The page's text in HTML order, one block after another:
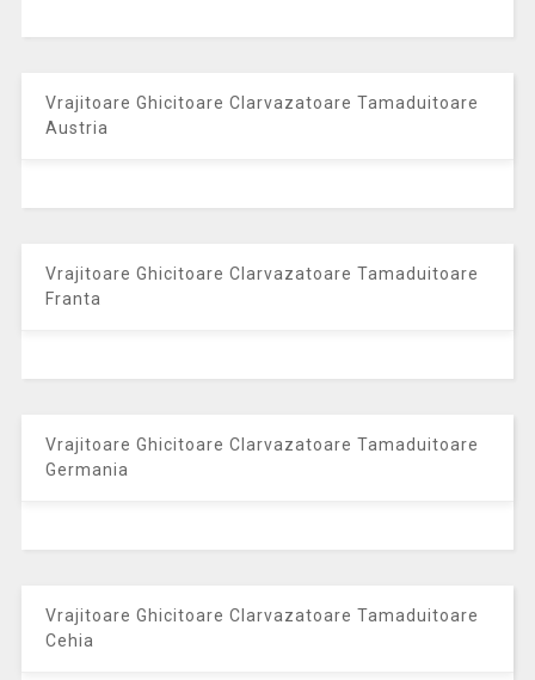
Vrajitoare Ghicitoare Clarvazatoare Tamaduitoare
Austria
Vrajitoare Ghicitoare Clarvazatoare Tamaduitoare
Franta
Vrajitoare Ghicitoare Clarvazatoare Tamaduitoare
Germania
Vrajitoare Ghicitoare Clarvazatoare Tamaduitoare
Cehia